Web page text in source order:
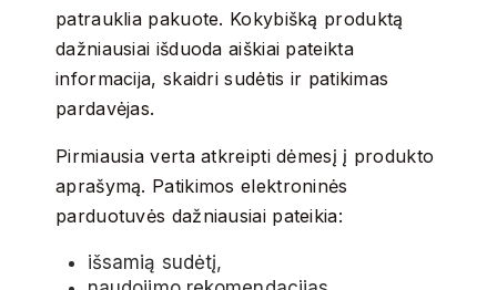
patrauklia pakuote. Kokybišką produktą
dažniausiai išduoda aiškiai pateikta
informacija, skaidri sudėtis ir patikimas
pardavėjas.
Pirmiausia verta atkreipti dėmesį į produkto
aprašymą. Patikimos elektroninės
parduotuvės dažniausiai pateikia:
išsamią sudėtį,